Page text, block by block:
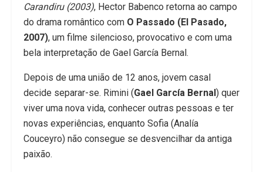
Carandiru (2003), Hector Babenco retorna ao campo
do drama romântico com O Passado (El Pasado,
2007), um filme silencioso, provocativo e com uma
bela interpretação de Gael García Bernal.
Depois de uma união de 12 anos, jovem casal
decide separar-se. Rimini (Gael García Bernal) quer
viver uma nova vida, conhecer outras pessoas e ter
novas experiências, enquanto Sofia (Analía
Couceyro) não consegue se desvencilhar da antiga
paixão.